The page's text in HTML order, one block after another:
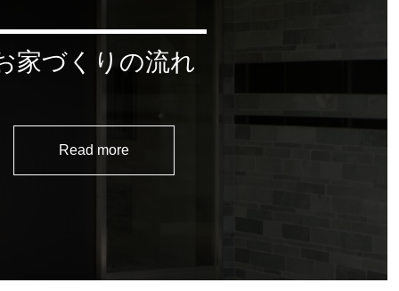
家づくりの流れ
Read more